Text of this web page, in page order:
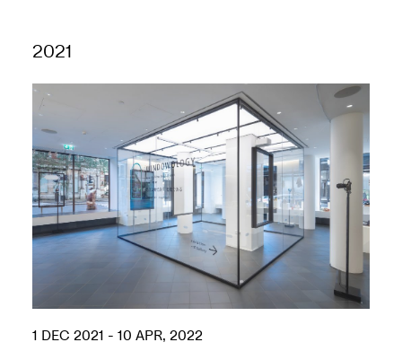
2021
1 DEC 2021 - 10 APR, 2022